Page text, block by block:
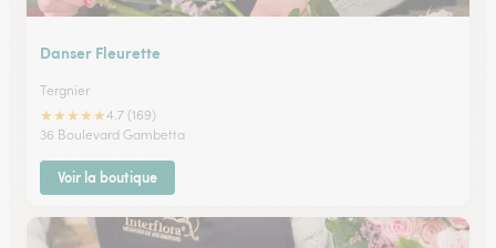
Danser Fleurette
Tergnier
★★★★★4.7 (169)
36 Boulevard Gambetta
Voir la boutique